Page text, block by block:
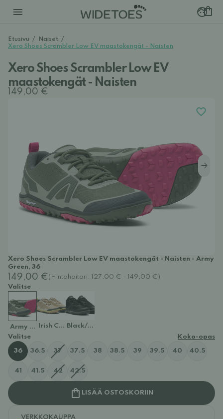
Etusivu / Naiset /
Xero Shoes Scrambler Low EV maastokengät - Naisten
Xero Shoes Scrambler Low EV
maastokengät - Naisten
149,00 €
Xero Shoes Scrambler Low EV maastokengät - Naisten - Army
Green, 36
149,00 € (Hintahaitari: 127,00 € - 149,00 €)
Valitse
Army GreenIrish Cream/Sunny Lime
Black/Steel Gray
Valitse
Koko-opas
36 36.5 37 37.5 38 38.5 39 39.5 40 40.5
41 41.5 42 42.5
LISÄÄ OSTOSKORIIN
VERKKOKAUPPA